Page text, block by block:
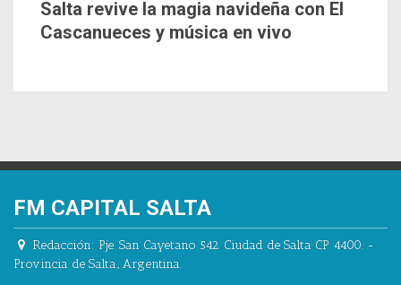
Salta revive la magia navideña con El
Cascanueces y música en vivo
FM CAPITAL SALTA
Redacción: Pje. San Cayetano 542. Ciudad de Salta CP 4400. -
Provincia de Salta., Argentina.